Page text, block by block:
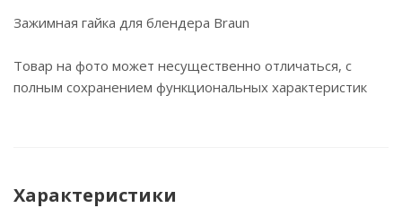
Зажимная гайка для блендера Braun
Товар на фото может несущественно отличаться, с
полным сохранением функциональных характеристик
Характеристики